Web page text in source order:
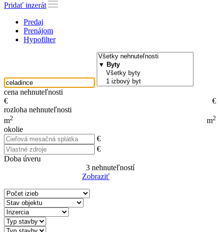
Pridať inzerát
Predaj
Prenájom
Hypofilter
cena nehnuteľnosti
€
€
rozloha nehnuteľnosti
m2 m2
okolie
€
€
Doba úveru
3nehnuteľností
Zobraziť